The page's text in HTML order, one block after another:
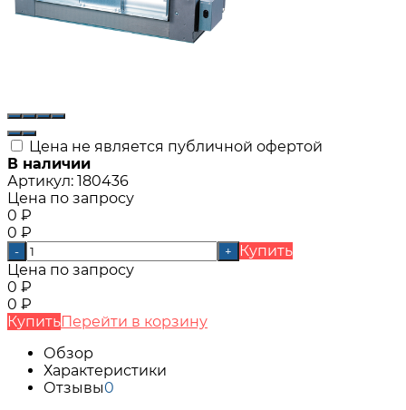
Цена не является публичной офертой
В наличии
Артикул: 180436
Цена по запросу
0 ₽
0 ₽
- +
Купить
Цена по запросу
0 ₽
0 ₽
КупитьПерейти в корзину
Обзор
Характеристики
Отзывы0